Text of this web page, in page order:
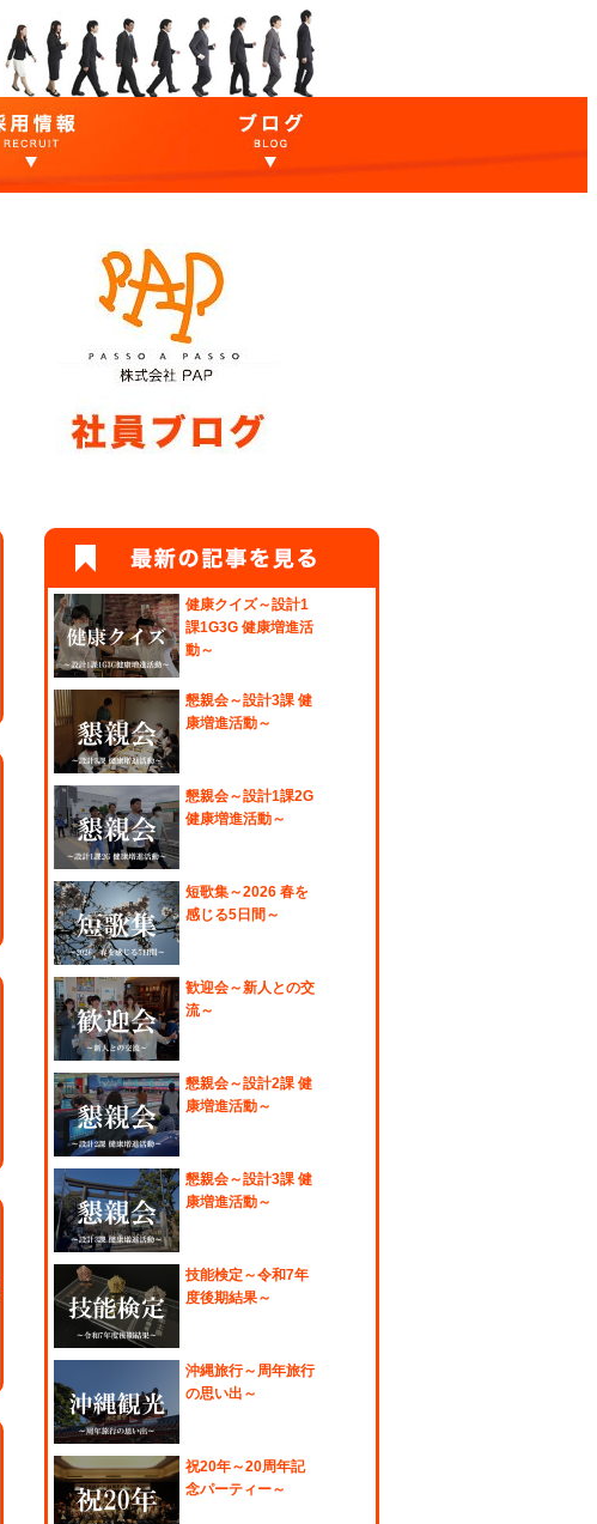
健康クイズ～設計1
課1G3G 健康増進活
動～
懇親会～設計3課 健
康増進活動～
懇親会～設計1課2G
健康増進活動～
短歌集～2026 春を
感じる5日間～
歓迎会～新人との交
流～
懇親会～設計2課 健
康増進活動～
懇親会～設計3課 健
康増進活動～
技能検定～令和7年
度後期結果～
沖縄旅行～周年旅行
の思い出～
祝20年～20周年記
念パーティー～